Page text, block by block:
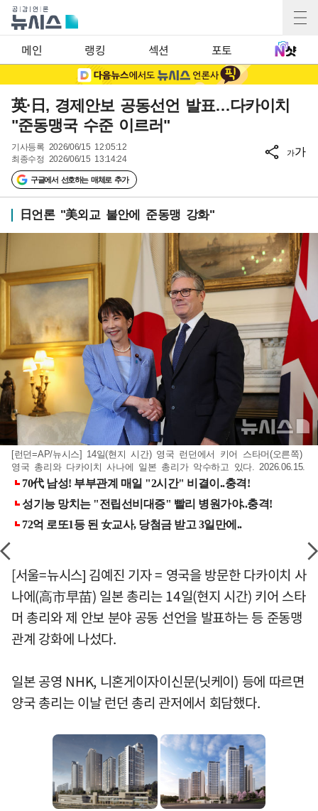
메인 랭킹 섹션 포토
英·日, 경제안보 공동선언 발표…다카이치
"준동맹국 수준 이르러"
기사등록 2026/06/15 12:05:12
최종수정 2026/06/15 13:14:24
구글에서 선호하는 매체로 추가
가가
日언론 "美외교 불안에 준동맹 강화"
[런던=AP/뉴시스] 14일(현지 시간) 영국 런던에서 키어 스타머(오른쪽)
영국 총리와 다카이치 사나에 일본 총리가 악수하고 있다. 2026.06.15.
[서울=뉴시스] 김예진 기자 = 영국을 방문한 다카이치 사
나에(高市早苗) 일본 총리는 14일(현지 시간) 키어 스타
머 총리와 제 안보 분야 공동 선언을 발표하는 등 준동맹
관계 강화에 나섰다.
일본 공영 NHK, 니혼게이자이신문(닛케이) 등에 따르면
양국 총리는 이날 런던 총리 관저에서 회담했다.